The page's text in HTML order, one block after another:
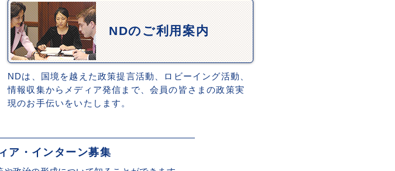
NDのご利用案内
NDは、国境を越えた政策提言活動、ロビーイング活動、
情報収集からメディア発信まで、会員の皆さまの政策実
現のお手伝いをいたします。
ア・インターン募集